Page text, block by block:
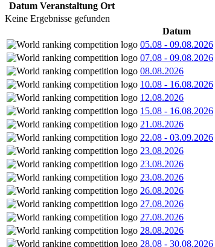
Datum Veranstaltung Ort
Keine Ergebnisse gefunden
Datum
05.08 - 09.08.2026
07.08 - 09.08.2026
08.08.2026
10.08 - 16.08.2026
12.08.2026
15.08 - 16.08.2026
21.08.2026
22.08 - 03.09.2026
23.08.2026
23.08.2026
23.08.2026
26.08.2026
27.08.2026
27.08.2026
28.08.2026
28.08 - 30.08.2026